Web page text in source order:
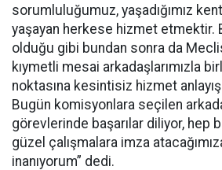
sorumluluğumuz, yaşadığımız
yaşayan herkese hizmet etmektir.
olduğu gibi bundan sonra da
kıymetli mesai arkadaşlarımızla
noktasına kesintisiz hizmet
Bugün komisyonlara seçilen
görevlerinde başarılar diliyor, hep
güzel çalışmalara imza
inanıyorum” dedi.